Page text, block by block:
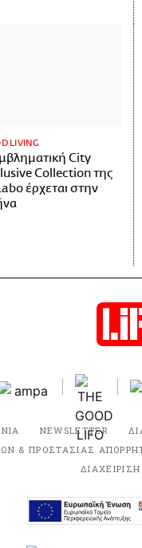
LIVING
City
Collection της
έρχεται στην
NEWSLETTER
& ΠΡΟΣΤΑΣΙΑΣ
ΔΙΑΧΕΙΡΙΣΗ